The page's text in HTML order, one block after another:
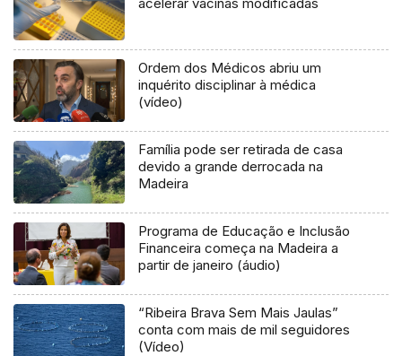
Ordem dos Médicos abriu um
inquérito disciplinar à médica
(vídeo)
Família pode ser retirada de casa
devido a grande derrocada na
Madeira
Programa de Educação e Inclusão
Financeira começa na Madeira a
partir de janeiro (áudio)
“Ribeira Brava Sem Mais Jaulas”
conta com mais de mil seguidores
(Vídeo)